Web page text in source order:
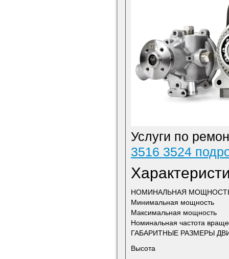
Услуги по
3516 3524
НОМИНАЛЬНАЯ
Минимальная мощность
Максимальная мощность
Номинальная частота
ГАБАРИТНЫЕ РАЗМЕРЫ
Высота